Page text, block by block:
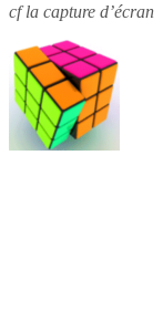
cf la capture d’écran